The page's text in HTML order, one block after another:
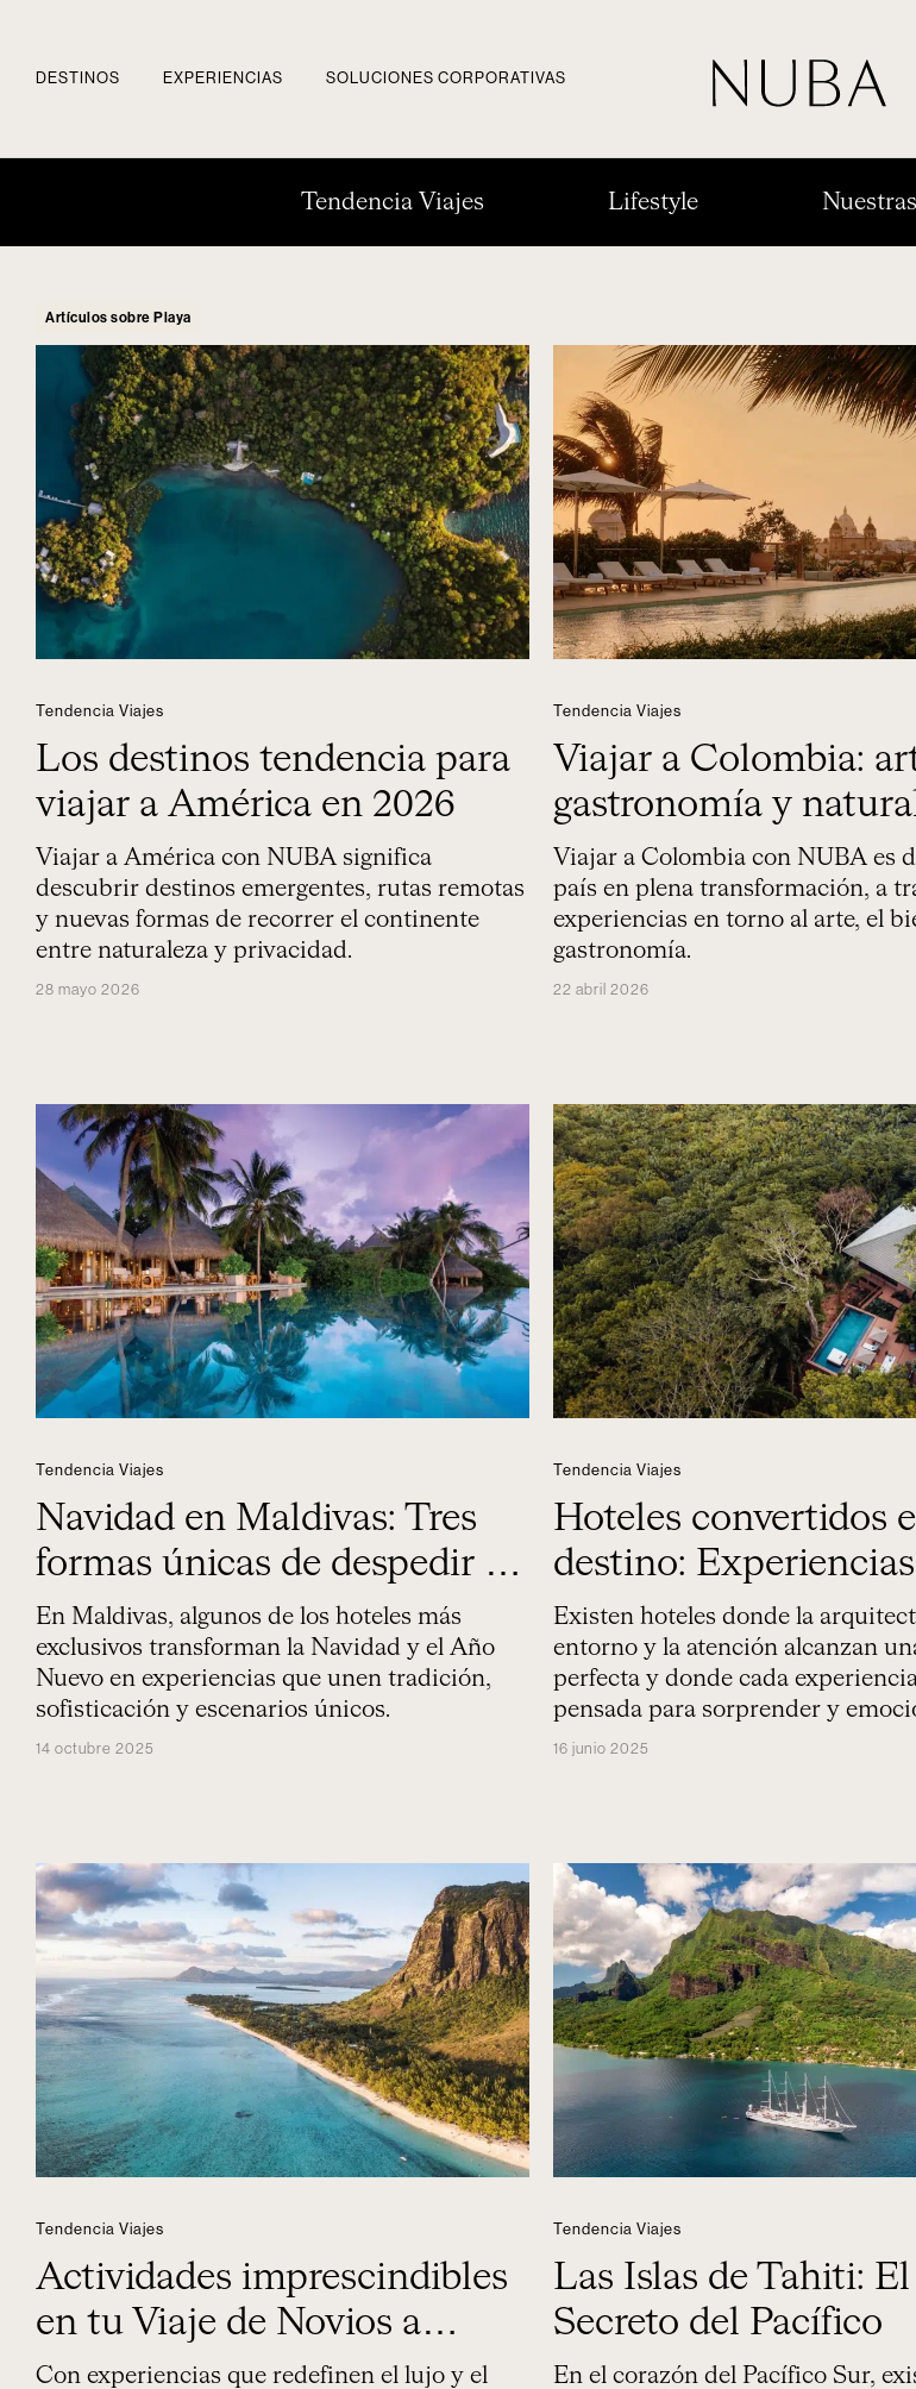
DESTINOS EXPERIENCIAS SOLUCIONES CORPORATIVAS
Tendencia Viajes Lifestyle
Artículos sobre Playa
Tendencia Viajes
Los destinos tendencia para
viajar a América en 2026
Viajar a América con NUBA significa
descubrir destinos emergentes, rutas remotas
y nuevas formas de recorrer el continente
entre naturaleza y privacidad.
28 mayo 2026
Tendencia Viajes
Viajar a Colombia:
gastronomía y
Viajar a Colombia con NUBA es
país en plena transformación, a
experiencias en torno al arte, el
gastronomía.
22 abril 2026
Tendencia Viajes
Navidad en Maldivas: Tres
formas únicas de despedir el
año
En Maldivas, algunos de los hoteles más
exclusivos transforman la Navidad y el Año
Nuevo en experiencias que unen tradición,
sofisticación y escenarios únicos.
14 octubre 2025
Tendencia Viajes
Hoteles convertidos
destino:
alrededor del mundo
Existen hoteles donde la
entorno y la atención alcanzan
perfecta y donde cada
pensada para sorprender y
16 junio 2025
Tendencia Viajes
Actividades imprescindibles
en tu Viaje de Novios a
Mauricio
Con experiencias que redefinen el lujo y el
Tendencia Viajes
Las Islas de Tahiti:
Secreto del Pacífico
En el corazón del Pacífico Sur,